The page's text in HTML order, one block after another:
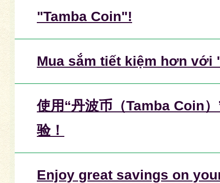
"Tamba Coin"!
Mua sắm tiết kiệm hơn với
使用“丹波币（Tamba Coin
验！
Enjoy great savings on